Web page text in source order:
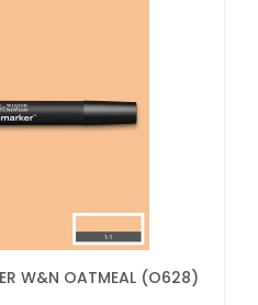
W&N OATMEAL (O628)